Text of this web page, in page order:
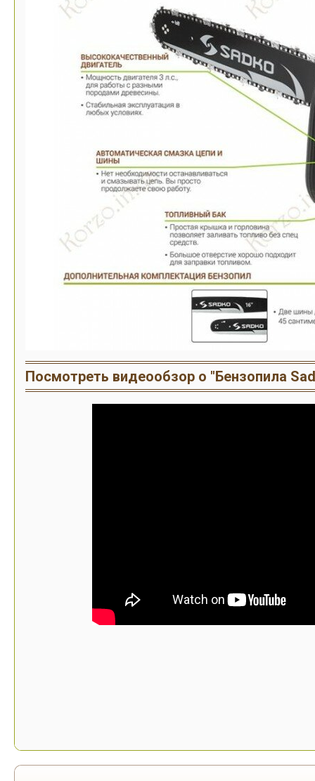
Посмотреть видеообзор о "Бензопила